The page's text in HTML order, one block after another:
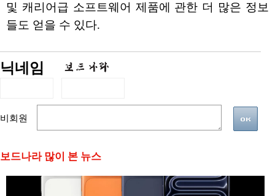
및 캐리어급 소프트웨어 제품에 관한 더 많은 정보
들도 얻을 수 있다.
닉네임
비회원
보드나라 많이 본 뉴스